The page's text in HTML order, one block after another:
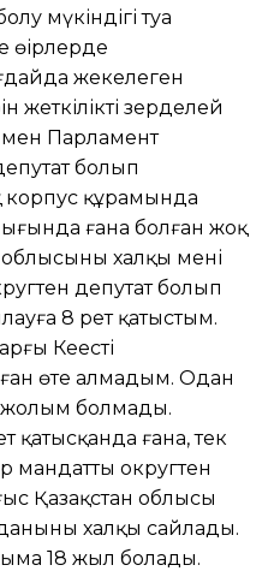
мүкіндігі туа
жекелеген
жеткілікті зерделей
Парламент
болып
корпус құрамында
ғана болған жоқ
халқы мені
депутат болып
8 рет қатыстым.
Кеңестің
өте алмадым. Одан
жолым болмады.
қатысқанда ғана, тек
мандатты округтен
Қазақстан облысы
халқы сайлады.
18 жыл болады.